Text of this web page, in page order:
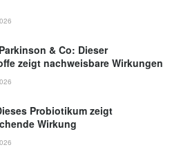
& Co: Dieser
zeigt nachweisbare Wirkungen
Probiotikum zeigt
Wirkung